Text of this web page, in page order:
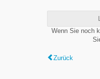
Wenn Sie noch
Zurück